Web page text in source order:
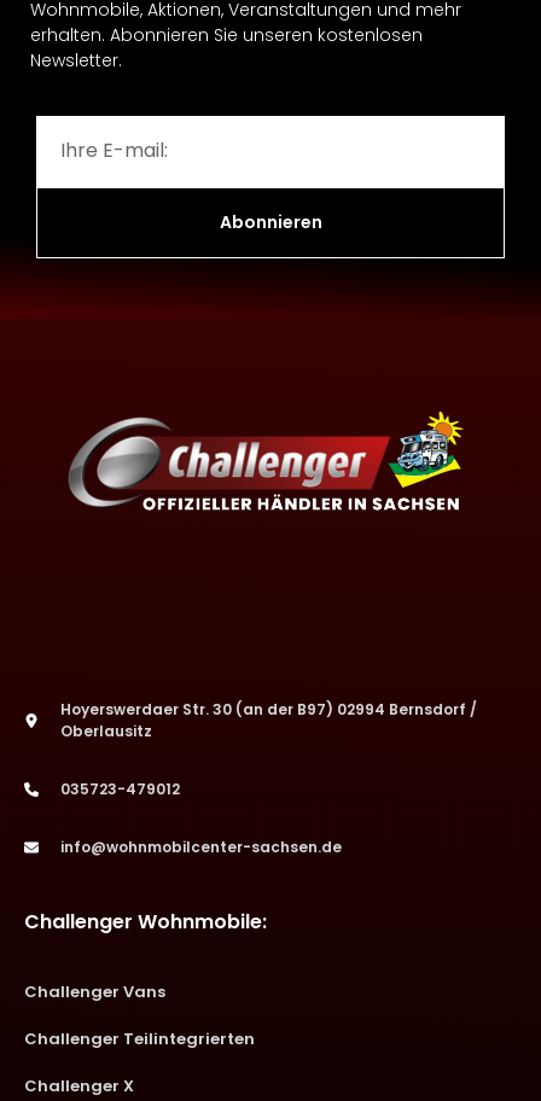
Wohnmobile, Aktionen, Veranstaltungen und mehr
erhalten. Abonnieren Sie unseren kostenlosen
Newsletter.
Abonnieren
Hoyerswerdaer Str. 30 (an der B97) 02994 Bernsdorf /
Oberlausitz
035723-479012
info@wohnmobilcenter-sachsen.de
Challenger Wohnmobile:
Challenger Vans
Challenger Teilintegrierten
Challenger X